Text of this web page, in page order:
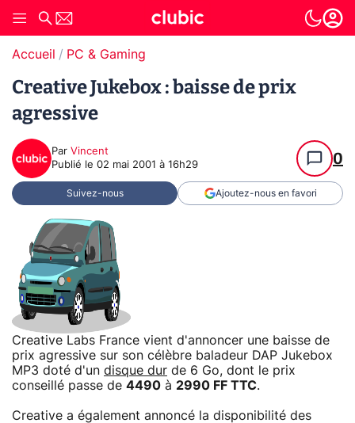
Accueil PC & Gaming
Creative Jukebox : baisse de prix
agressive
Par Vincent
Publié le 02 mai 2001 à 16h29 0
Suivez-nous Ajoutez-nous en favori
Creative Labs France vient d'annoncer une baisse de
prix agressive sur son célèbre baladeur DAP Jukebox
MP3 doté d'un disque dur de 6 Go, dont le prix
conseillé passe de 4490 à 2990 FF TTC.
Creative a également annoncé la disponibilité des